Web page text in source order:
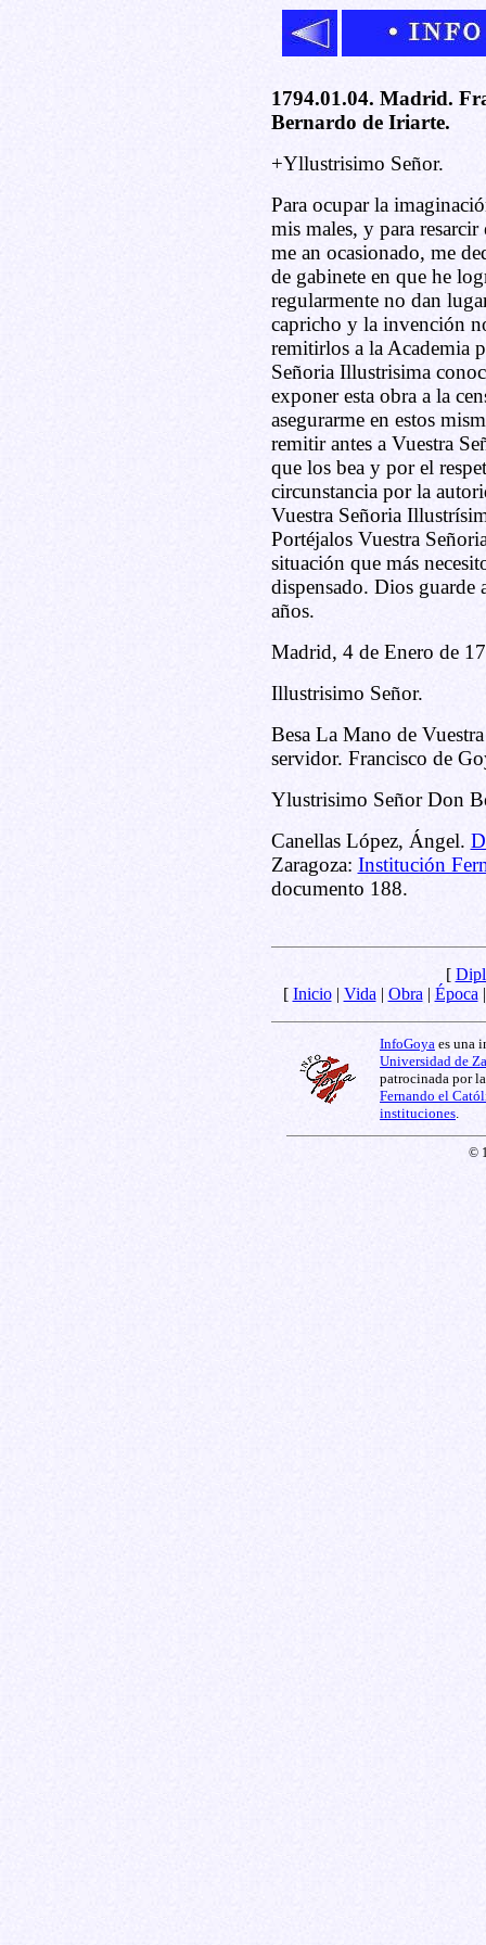
1794.01.04. Madrid.
Bernardo de Iriarte.
+Yllustrisimo Señor.
Para ocupar la
mis males, y para
me an ocasionado, me
de gabinete en que he
regularmente no dan
capricho y la invención
remitirlos a la Academia
Señoria Illustrisima
exponer esta obra a la
asegurarme en estos
remitir antes a Vuestra
que los bea y por el
circunstancia por la
Vuestra Señoria
Portéjalos Vuestra
situación que más
dispensado. Dios guarde
años.
Madrid, 4 de Enero de
Illustrisimo Señor.
Besa La Mano de
servidor. Francisco de
Ylustrisimo Señor Don
Canellas López, Ángel.
Zaragoza: Institución
documento 188.
[
[ Inicio| Vida | Obra | Época
InfoGoya es una
Universidad de
patrocinada por
Fernando el
instituciones
©